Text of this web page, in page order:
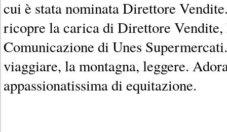
cui è stata nominata Direttore
ricopre la carica di Direttore
Comunicazione di Unes
viaggiare, la montagna, leggere.
appassionatissima di equitazione.